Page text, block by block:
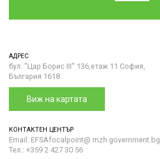
АДРЕС
бул. "Цар Борис III" 136,етаж 11 София,
България 1618
Виж на картата
КОНТАКТЕН ЦЕНТЪР
Email: EFSAfocalpoint@ mzh.government.bg
Тел.: +359 2 427 30 56